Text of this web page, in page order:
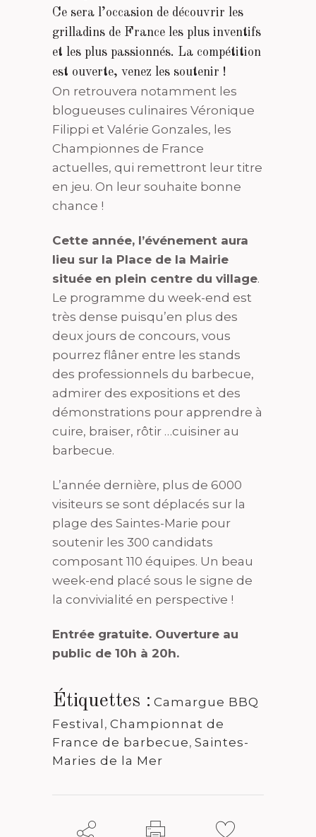
Ce sera l’occasion de découvrir les
grilladins de France les plus inventifs
et les plus passionnés. La compétition
est ouverte, venez les soutenir !
On retrouvera notamment les
blogueuses culinaires Véronique
Filippi et Valérie Gonzales, les
Championnes de France
actuelles, qui remettront leur titre
en jeu. On leur souhaite bonne
chance !
Cette année, l’événement aura
lieu sur la Place de la Mairie
située en plein centre du village.
Le programme du week-end est
très dense puisqu’en plus des
deux jours de concours, vous
pourrez flâner entre les stands
des professionnels du barbecue,
admirer des expositions et des
démonstrations pour apprendre à
cuire, braiser, rôtir …cuisiner au
barbecue.
L’année dernière, plus de 6000
visiteurs se sont déplacés sur la
plage des Saintes-Marie pour
soutenir les 300 candidats
composant 110 équipes. Un beau
week-end placé sous le signe de
la convivialité en perspective !
Entrée gratuite. Ouverture au
public de 10h à 20h.
Étiquettes : Camargue BBQ
Festival , Championnat de
France de barbecue, Saintes-
Maries de la Mer